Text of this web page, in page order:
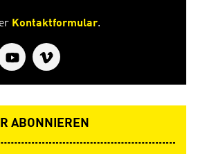
Kontaktformular.
ABONNIEREN